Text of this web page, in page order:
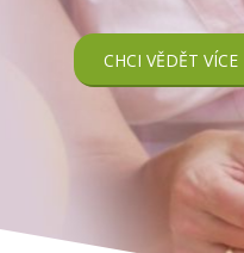
CHCI VĚDĚT VÍCE